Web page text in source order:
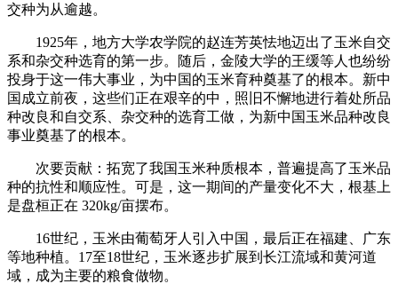
交种为从逾越。
1925年，地方大学农学院的赵连芳英怯地迈出了玉米自交
系和杂交种选育的第一步。随后，金陵大学的王缓等人也纷纷
投身于这一伟大事业，为中国的玉米育种奠基了的根本。新中
国成立前夜，这些们正在艰辛的中，照旧不懈地进行着处所品
种改良和自交系、杂交种的选育工做，为新中国玉米品种改良
事业奠基了的根本。
次要贡献：拓宽了我国玉米种质根本，普遍提高了玉米品
种的抗性和顺应性。可是，这一期间的产量变化不大，根基上
是盘桓正在 320kg/亩摆布。
16世纪，玉米由葡萄牙人引入中国，最后正在福建、广东
等地种植。17至18世纪，玉米逐步扩展到长江流域和黄河道
域，成为主要的粮食做物。